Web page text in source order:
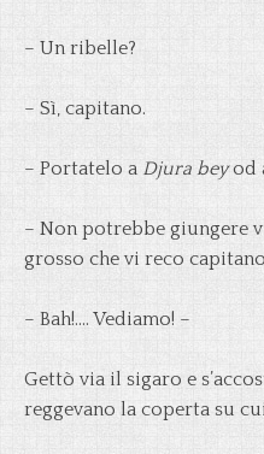
– Un ribelle?
– Sì, capitano.
– Portatelo a Djura beyod
– Non potrebbe giungere
grosso che vi reco
– Bah!…. Vediamo! –
Gettò via il sigaro e
reggevano la coperta su